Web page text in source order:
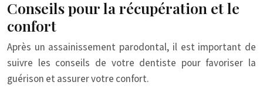
Conseils pour la récupération et le
confort
Après un assainissement parodontal, il est important de
suivre les conseils de votre dentiste pour favoriser la
guérison et assurer votre confort.